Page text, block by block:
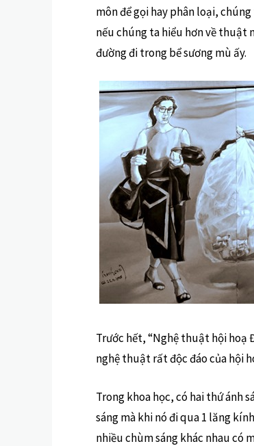
môn để gọi hay phân loại,
nếu chúng ta hiểu hơn về thuật
đường đi trong bể sương mù ấy.
Trước hết, “Nghệ thuật hội hoạ
nghệ thuật rất độc đáo của hội
Trong khoa học, có hai thứ ánh
sáng mà khi nó đi qua 1 lăng
nhiều chùm sáng khác nhau có